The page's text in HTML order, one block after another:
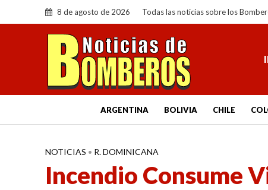
8 de agosto de 2026 Todas las noticias sobre los
ARGENTINA BOLIVIA CHILE
NOTICIAS • R. DOMINICANA
Incendio Consume